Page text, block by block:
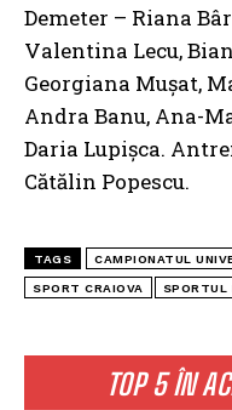
TOP 5 ÎN
Demeter – Riana
Valentina Lecu,
Georgiana Mușat,
Andra Banu, Ana-
Daria Lupișca.
Cătălin Popescu.
TAGS CAMPIONATUL
SPORT CRAIOVA SPORTUL